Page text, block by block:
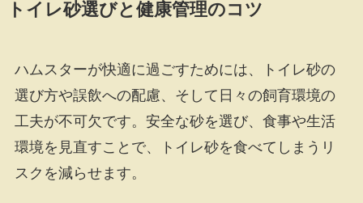
トイレ砂選びと健康管理のコツ
ハムスターが快適に過ごすためには、トイレ砂の
選び方や誤飲への配慮、そして日々の飼育環境の
工夫が不可欠です。安全な砂を選び、食事や生活
環境を見直すことで、トイレ砂を食べてしまうリ
スクを減らせます。